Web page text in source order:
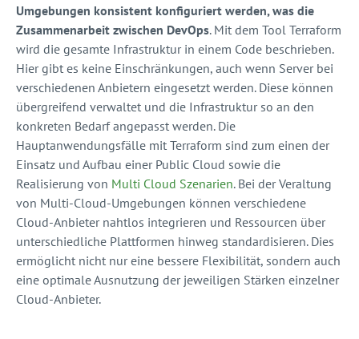
Umgebungen konsistent konfiguriert werden, was die
Zusammenarbeit zwischen DevOps. Mit dem Tool Terraform
wird die gesamte Infrastruktur in einem Code beschrieben.
Hier gibt es keine Einschränkungen, auch wenn Server bei
verschiedenen Anbietern eingesetzt werden. Diese können
übergreifend verwaltet und die Infrastruktur so an den
konkreten Bedarf angepasst werden. Die
Hauptanwendungsfälle mit Terraform sind zum einen der
Einsatz und Aufbau einer Public Cloud sowie die
Realisierung von Multi Cloud Szenarien. Bei der Veraltung
von Multi-Cloud-Umgebungen können verschiedene
Cloud-Anbieter nahtlos integrieren und Ressourcen über
unterschiedliche Plattformen hinweg standardisieren. Dies
ermöglicht nicht nur eine bessere Flexibilität, sondern auch
eine optimale Ausnutzung der jeweiligen Stärken einzelner
Cloud-Anbieter.